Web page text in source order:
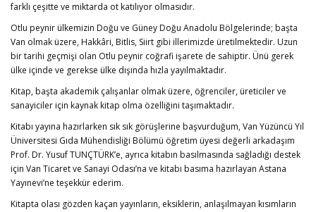
farklı çeşitte ve miktarda ot katılıyor olmasıdır.
Otlu peynir ülkemizin Doğu ve Güney Doğu Anadolu Bölgelerinde; başta
Van olmak üzere, Hakkâri, Bitlis, Siirt gibi illerimizde üretilmektedir. Uzun
bir tarihi geçmişi olan Otlu peynir coğrafi işarete de sahiptir. Ünü gerek
ülke içinde ve gerekse ülke dışında hızla yayılmaktadır.
Kitap, başta akademik çalışanlar olmak üzere, öğrenciler, üreticiler ve
sanayiciler için kaynak kitap olma özelliğini taşımaktadır.
Kitabı yayına hazırlarken sık sık görüşlerine başvurduğum, Van Yüzüncü Yıl
Üniversitesi Gıda Mühendisliği Bölümü öğretim üyesi değerli arkadaşım
Prof. Dr. Yusuf TUNÇTÜRK’e, ayrıca kitabın basılmasında sağladığı destek
için Van Ticaret ve Sanayi Odası’na ve kitabı basıma hazırlayan Astana
Yayınevi’ne teşekkür ederim.
Kitapta olası gözden kaçan yayınların, eksiklerin, anlaşılmayan kısımların